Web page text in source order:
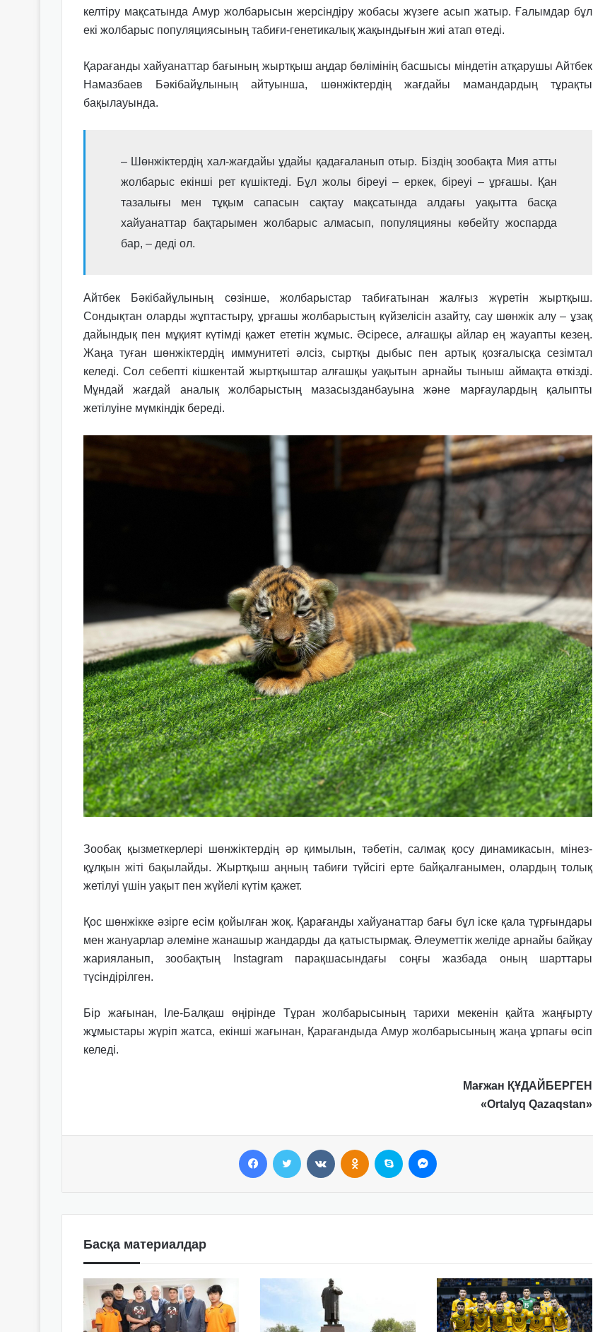
келтіру мақсатында Амур жолбарысын жерсіндіру жобасы жүзеге асып жатыр. Ғалымдар бұл
екі жолбарыс популяциясының табиғи-генетикалық жақындығын жиі атап өтеді.
Қарағанды хайуанаттар бағының жыртқыш аңдар бөлімінің басшысы міндетін атқарушы Айтбек
Намазбаев Бәкібайұлының айтуынша, шөнжіктердің жағдайы мамандардың тұрақты
бақылауында.
– Шөнжіктердің хал-жағдайы ұдайы қадағаланып отыр. Біздің зообақта Мия атты
жолбарыс екінші рет күшіктеді. Бұл жолы біреуі – еркек, біреуі – ұрғашы. Қан
тазалығы мен тұқым сапасын сақтау мақсатында алдағы уақытта басқа
хайуанаттар бақтарымен жолбарыс алмасып, популяцияны көбейту жоспарда
бар, – деді ол.
Айтбек Бәкібайұлының сөзінше, жолбарыстар табиғатынан жалғыз жүретін жыртқыш.
Сондықтан оларды жұптастыру, ұрғашы жолбарыстың күйзелісін азайту, сау шөнжік алу – ұзақ
дайындық пен мұқият күтімді қажет ететін жұмыс. Әсіресе, алғашқы айлар ең жауапты кезең.
Жаңа туған шөнжіктердің иммунитеті әлсіз, сыртқы дыбыс пен артық қозғалысқа сезімтал
келеді. Сол себепті кішкентай жыртқыштар алғашқы уақытын арнайы тыныш аймақта өткізді.
Мұндай жағдай аналық жолбарыстың мазасызданбауына және марғаулардың қалыпты
жетілуіне мүмкіндік береді.
Зообақ қызметкерлері шөнжіктердің әр қимылын, тәбетін, салмақ қосу динамикасын, мінез-
құлқын жіті бақылайды. Жыртқыш аңның табиғи түйсігі ерте байқалғанымен, олардың толық
жетілуі үшін уақыт пен жүйелі күтім қажет.
Қос шөнжікке әзірге есім қойылған жоқ. Қарағанды хайуанаттар бағы бұл іске қала тұрғындары
мен жануарлар әлеміне жанашыр жандарды да қатыстырмақ. Әлеуметтік желіде арнайы байқау
жарияланып, зообақтың Instagram парақшасындағы соңғы жазбада оның шарттары
түсіндірілген.
Бір жағынан, Іле-Балқаш өңірінде Тұран жолбарысының тарихи мекенін қайта жаңғырту
жұмыстары жүріп жатса, екінші жағынан, Қарағандыда Амур жолбарысының жаңа ұрпағы өсіп
келеді.
Мағжан ҚҰДАЙБЕРГЕН
«Ortalyq Qazaqstan»
Басқа материалдар